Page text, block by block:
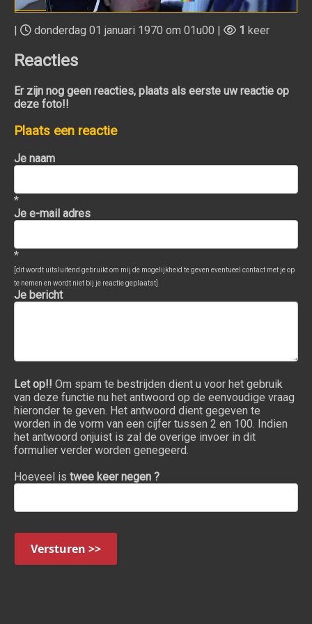
| donderdag 01 januari 1970 om 01u00 | 1 keer
Reacties
Er zijn nog geen reacties, plaats als eerste uw reactie op
deze foto!!
Plaats een reactie
Je naam
*
Je e-mail adres
*
[dit wordt uitsluitend gebruikt om mij de mogelijkheid te geven eventueel contact met je op
te nemen en wordt niet bij je reactie geplaatst]
Je bericht
Let op!! Om spam te bestrijden dient u voor het gebruik
van deze functie nu het antwoord op de eenvoudige vraag
hieronder te geven. Het antwoord dient gegeven te
worden in de vorm van een cijfer tussen 2 en 100. Indien
het antwoord onjuist is zal de overige invoer in dit
formulier verder worden genegeerd.
Hoeveel is twee keer negen ?
Versturen >>